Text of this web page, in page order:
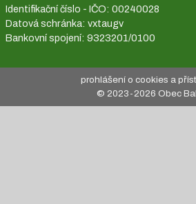
Identifikační číslo - IČO: 00240028
Datová schránka: vxtaugv
Bankovní spojení: 9323201/0100
prohlášení o cookies a
© 2023- 2026 Obec